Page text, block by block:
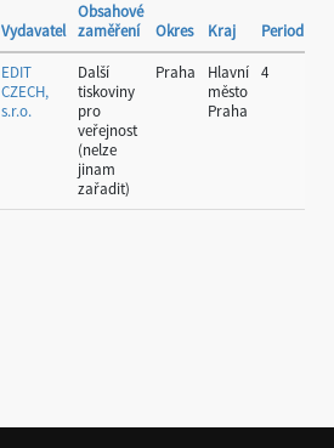
Vydavatel
Obsahové
zaměření
Okres Kraj
Periodicita
EDIT
CZECH,
s.r.o.
Další
tiskoviny
pro
veřejnost
(nelze
jinam
zařadit)
Praha
Hlavní
město
Praha
4